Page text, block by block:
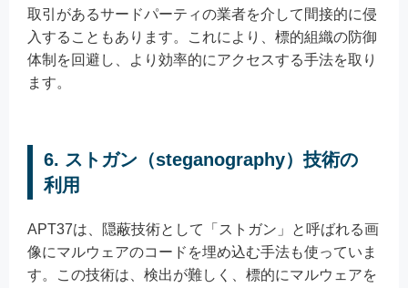
取引があるサードパーティの業者を介して間接的に侵
入することもあります。これにより、標的組織の防御
体制を回避し、より効率的にアクセスする手法を取り
ます。
6. ストガン（steganography）技術の
利用
APT37は、隠蔽技術として「ストガン」と呼ばれる画
像にマルウェアのコードを埋め込む手法も使っていま
す。この技術は、検出が難しく、標的にマルウェアを